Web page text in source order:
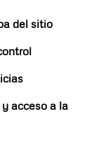
del sitio
acceso a la